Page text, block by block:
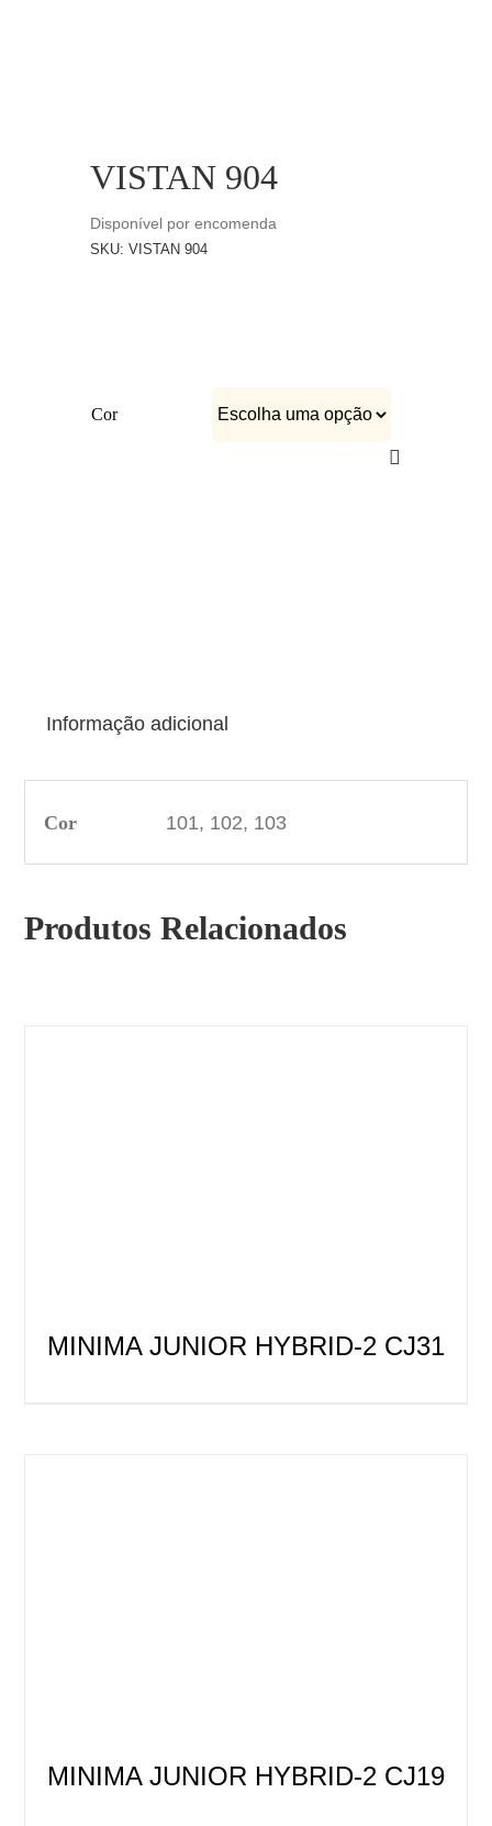
VISTAN 904
Disponível por encomenda
SKU:VISTAN 904
Cor
Informação adicional
Cor 101, 102, 103
Produtos Relacionados
MINIMA JUNIOR HYBRID-2 CJ31
MINIMA JUNIOR HYBRID-2 CJ19